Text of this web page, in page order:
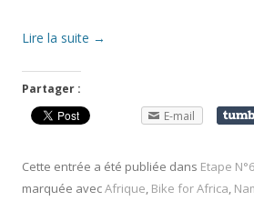
Lire la suite →
Partager :
E-mail
Cette entrée a été publiée dans Etape
marquée avecAfrique, Bike for Africa,